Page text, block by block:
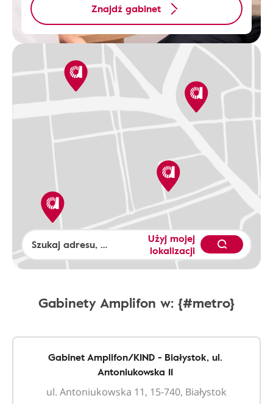
Znajdź gabinet
Użyj mojej
lokalizacji
Gabinety Amplifon w: {#metro}
Gabinet Amplifon/KIND - Białystok, ul.
Antoniukowska 11
ul. Antoniukowska 11, 15-740, Białystok